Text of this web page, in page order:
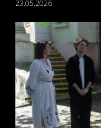
23.05.2026